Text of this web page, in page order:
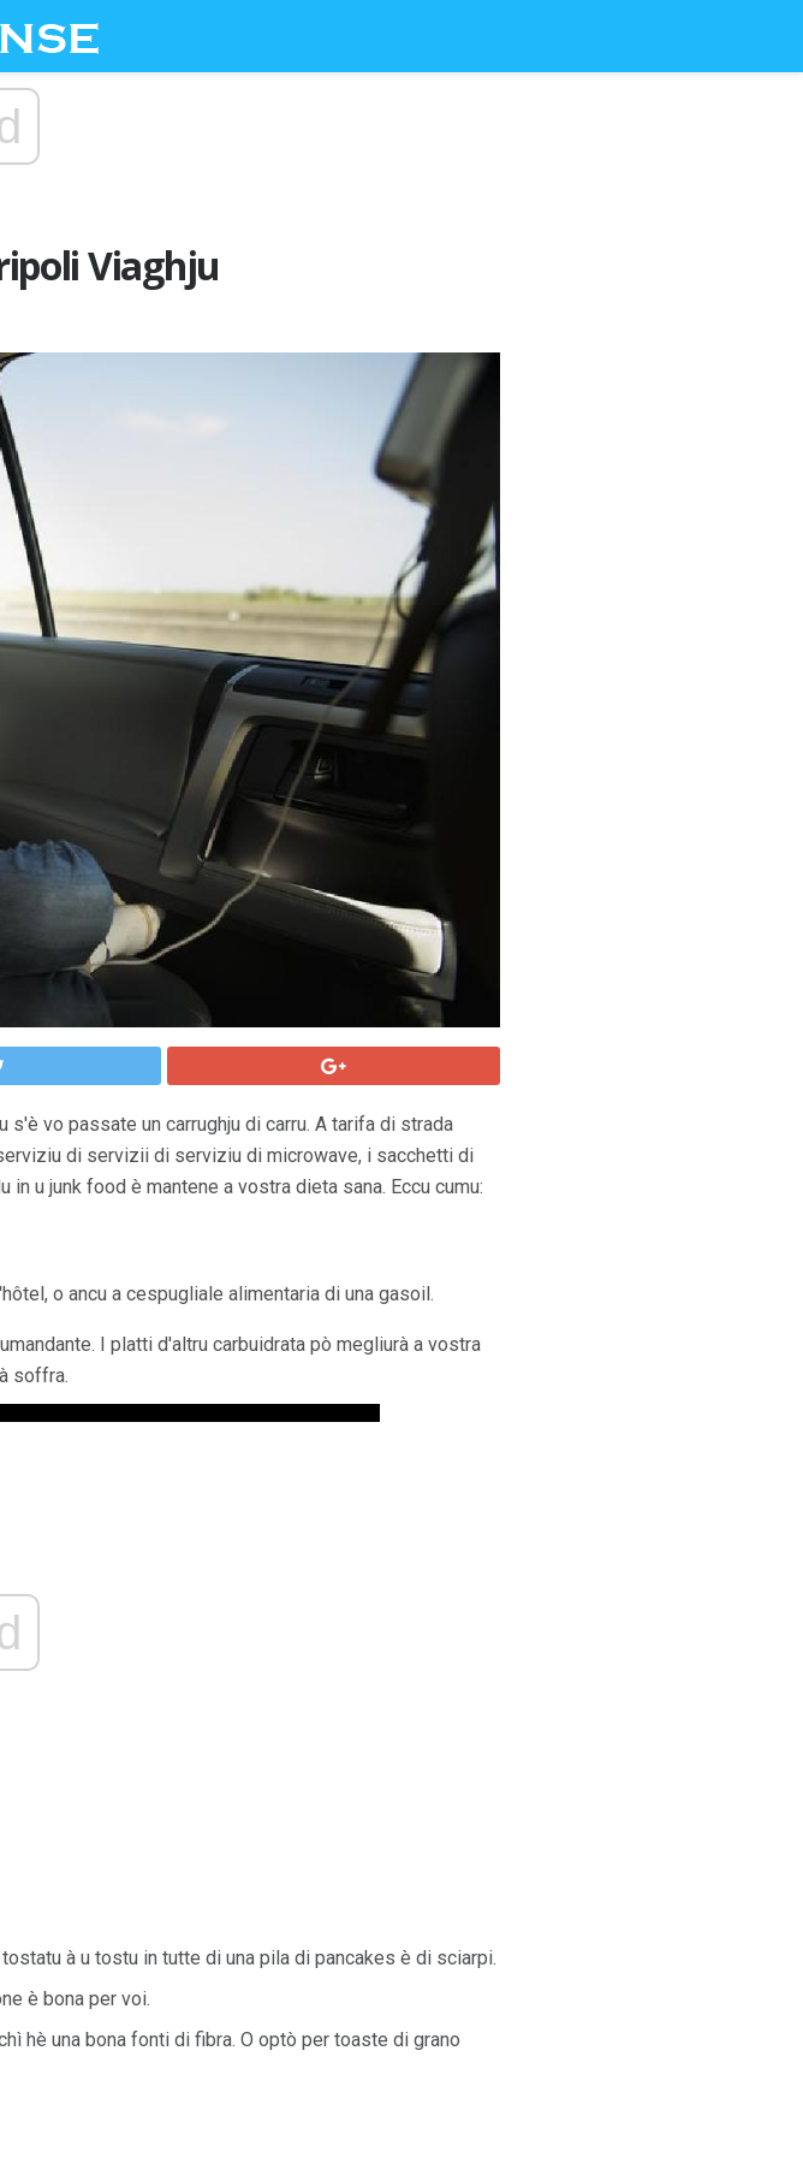
Viaghju
s'è vo passate un carrughju di carru. A tarifa di strada
di servizii di serviziu di microwave, i sacchetti di
u junk food è mantene a vostra dieta sana. Eccu cumu:
o ancu a cespugliale alimentaria di una gasoil.
I platti d'altru carbuidrata pò megliurà a vostra
soffra.
à u tostu in tutte di una pila di pancakes è di sciarpi.
è bona per voi.
hè una bona fonti di fibra. O optò per toaste di grano